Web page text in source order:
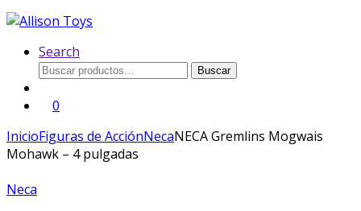
Search
Buscar
Buscar
0
InicioFiguras de AcciónNecaNECA Gremlins Mogwais
Mohawk – 4 pulgadas
Neca